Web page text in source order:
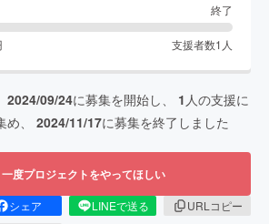
終了
支援者数1 人
2024/09/24に募集を開始し、 1 人の支援に
め、 2024/11/17に募集を終了しました
一度プロジェクトをやってほしい
シェア LINEで送る
URLコピー